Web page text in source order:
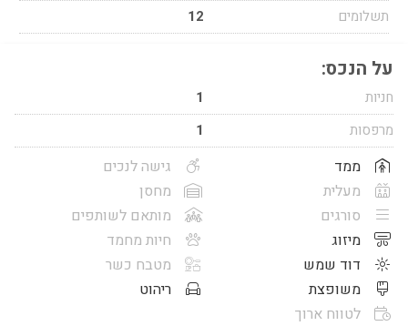
תשלומים
12
על הנכס:
חניות
1
מרפסות
1
ממד
מעלית
סורגים
מיזוג
דוד שמש
משופצת
לטווח ארוך
גישה לנכים
מחסן
מותאם לשותפים
חיות מחמד
מטבח כשר
ריהוט